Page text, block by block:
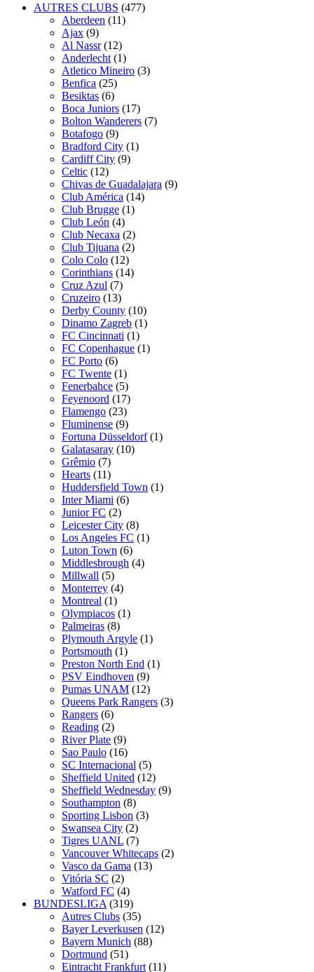
AUTRES CLUBS (477)
Aberdeen (11)
Ajax (9)
Al Nassr (12)
Anderlecht (1)
Atletico Mineiro (3)
Benfica (25)
Besiktas (6)
Boca Juniors (17)
Bolton Wanderers (7)
Botafogo (9)
Bradford City (1)
Cardiff City (9)
Celtic (12)
Chivas de Guadalajara (9)
Club América (14)
Club Brugge (1)
Club León (4)
Club Necaxa (2)
Club Tijuana (2)
Colo Colo (12)
Corinthians (14)
Cruz Azul (7)
Cruzeiro (13)
Derby County (10)
Dinamo Zagreb (1)
FC Cincinnati (1)
FC Copenhague (1)
FC Porto (6)
FC Twente (1)
Fenerbahce (5)
Feyenoord (17)
Flamengo (23)
Fluminense (9)
Fortuna Düsseldorf (1)
Galatasaray (10)
Grêmio (7)
Hearts (11)
Huddersfield Town (1)
Inter Miami (6)
Junior FC (2)
Leicester City (8)
Los Angeles FC (1)
Luton Town (6)
Middlesbrough (4)
Millwall (5)
Monterrey (4)
Montreal (1)
Olympiacos (1)
Palmeiras (8)
Plymouth Argyle (1)
Portsmouth (1)
Preston North End (1)
PSV Eindhoven (9)
Pumas UNAM (12)
Queens Park Rangers (3)
Rangers (6)
Reading (2)
River Plate (9)
Sao Paulo (16)
SC Internacional (5)
Sheffield United (12)
Sheffield Wednesday (9)
Southampton (8)
Sporting Lisbon (3)
Swansea City (2)
Tigres UANL (7)
Vancouver Whitecaps (2)
Vasco da Gama (13)
Vitória SC (2)
Watford FC (4)
BUNDESLIGA (319)
Autres Clubs (35)
Bayer Leverkusen (12)
Bayern Munich (88)
Dortmund (51)
Eintracht Frankfurt (11)